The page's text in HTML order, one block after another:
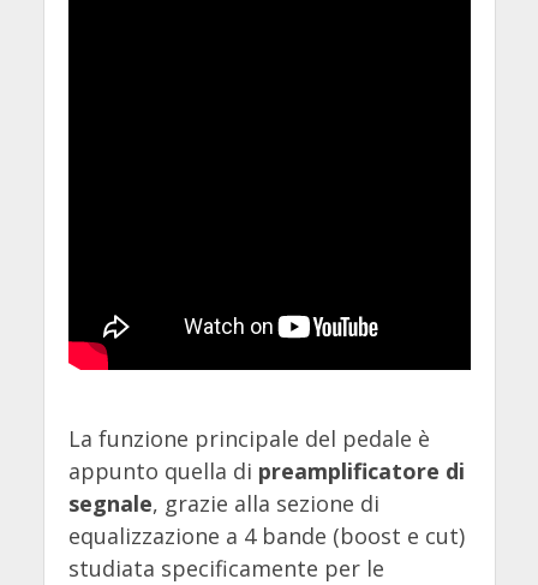
La funzione principale del pedale è
appunto quella di preamplificatore di
segnale, grazie alla sezione di
equalizzazione a 4 bande (boost e cut)
studiata specificamente per le